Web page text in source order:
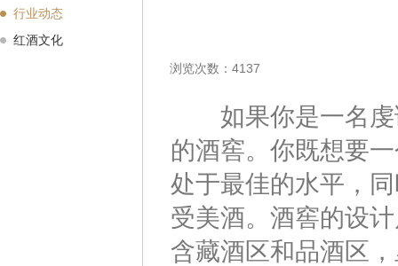
行业动态
红酒文化
浏览次数：4137
如果你是一名虔
的酒窖。你既想要
处于最佳的水平，
受美酒。酒窖的设
含藏酒区和品酒区